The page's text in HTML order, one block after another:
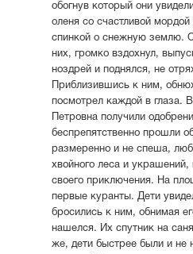
обогнув который они
оленя со счастливой
спинкой о снежную землю.
них, громко вздохнул,
ноздрей и поднялся, не
Приблизившись к ним,
посмотрел каждой в глаза.
Петровна получили
беспрепятственно прошли
размеренно и не спеша,
хвойного леса и
своего приключения. На
первые куранты. Дети
бросились к ним, обнимая
нашелся. Их спутник на
же, дети быстрее были и не